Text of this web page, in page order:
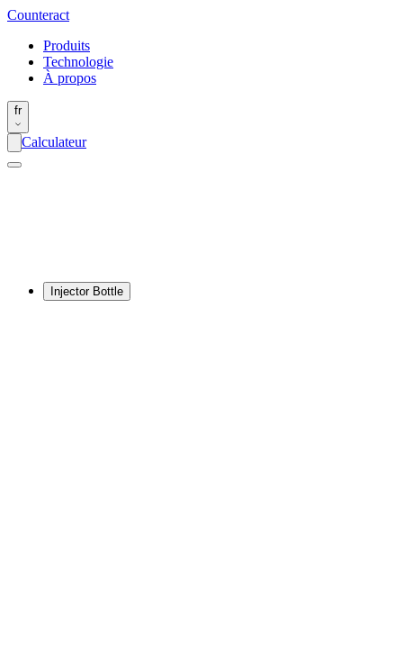
Counteract
Produits
Technologie
À propos
fr
Calculateur
Injector Bottle